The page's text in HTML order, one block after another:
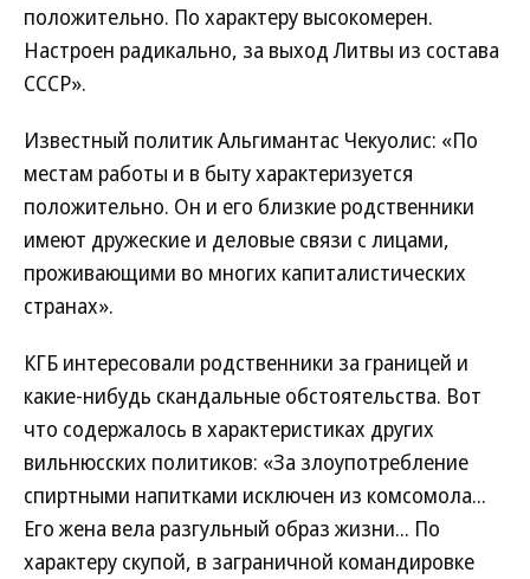
положительно. По характеру высокомерен.
Настроен радикально, за выход Литвы из состава
СССР».
Известный политик Альгимантас Чекуолис: «По
местам работы и в быту характеризуется
положительно. Он и его близкие родственники
имеют дружеские и деловые связи с лицами,
проживающими во многих капиталистических
странах».
КГБ интересовали родственники за границей и
какие-нибудь скандальные обстоятельства. Вот
что содержалось в характеристиках других
вильнюсских политиков: «За злоупотребление
спиртными напитками исключен из комсомола...
Его жена вела разгульный образ жизни... По
характеру скупой, в заграничной командировке